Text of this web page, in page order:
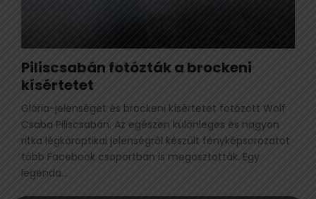
Piliscsabán fotózták a brockeni
kísértetet
Glória-jelenséget és brockeni kísértetet fotózott Wolf
Csaba Piliscsabán. Az egészen különleges és nagyon
ritka légköroptikai jelenségről készült fényképsorozatot
több Facebook csoportban is megosztották. Egy
legenda...